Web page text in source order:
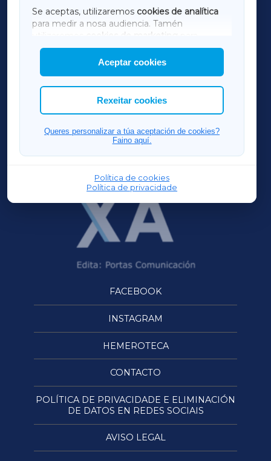
Se aceptas, utilizaremos cookies de analítica
para medir a nosa audiencia. Tamén
utilizaremos
cookies de marketing
mostrar publicidade de terceiros.
Así mesmo, podes personalizar a elección das
cookies que desexas permitir.
Aceptar cookies
Rexeitar cookies
Queres personalizar a túa aceptación de cookies?
Faino aquí.
Política de cookies
Política de privacidade
AMARIÑAXA
RIBEIRASACRAXA
ACORUÑAXA
FERROLXA
OURENSEXA
FACEBOOK
INSTAGRAM
HEMEROTECA
CONTACTO
POLÍTICA DE PRIVACIDADE E ELIMINACIÓN
DE DATOS EN REDES SOCIAIS
AVISO LEGAL